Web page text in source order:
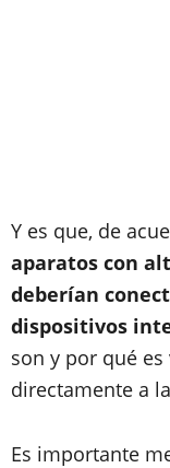
Y es que, de
aparatos con
deberían
dispositivos
son y por qué
directamente a la
Es importante